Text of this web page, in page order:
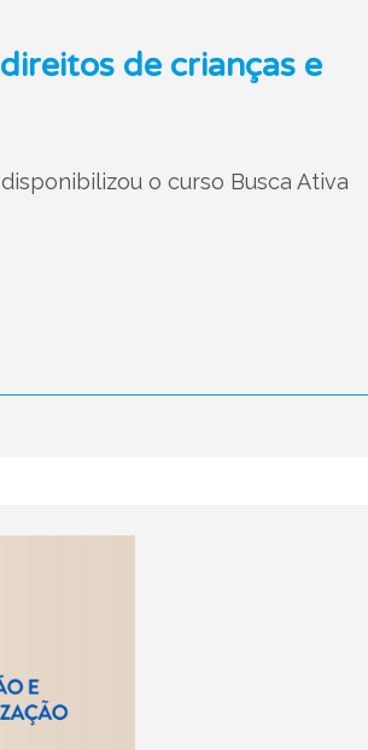
de crianças e
o curso Busca Ativa